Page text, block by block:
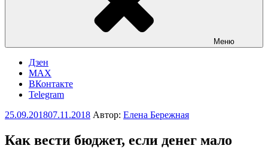
Меню
Дзен
MAX
ВКонтакте
Telegram
Опубликовано
25.09.201807.11.2018 Автор: Елена Бережная
Как вести бюджет, если денег мало